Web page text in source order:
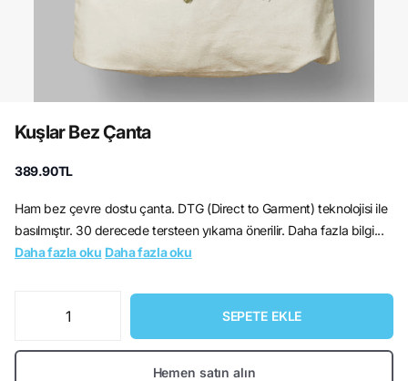
Kuşlar Bez Çanta
389.90TL
Ham bez çevre dostu çanta. DTG (Direct to Garment) teknolojisi ile
basılmıştır. 30 derecede tersteen yıkama önerilir. Daha fazla bilgi...
Daha fazla oku Daha fazla oku
SEPETE EKLE
Hemen satın alın